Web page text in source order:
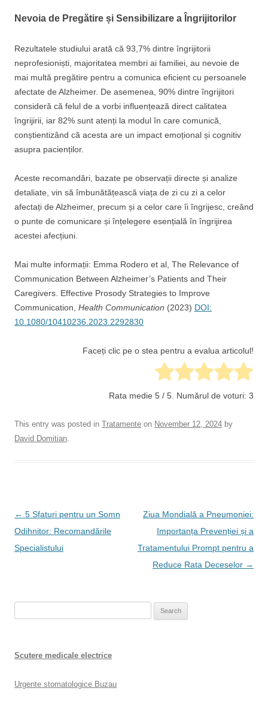
Nevoia de Pregătire și Sensibilizare a Îngrijitorilor
Rezultatele studiului arată că 93,7% dintre îngrijitorii
neprofesioniști, majoritatea membri ai familiei, au nevoie de
mai multă pregătire pentru a comunica eficient cu persoanele
afectate de Alzheimer. De asemenea, 90% dintre îngrijitori
consideră că felul de a vorbi influențează direct calitatea
îngrijirii, iar 82% sunt atenți la modul în care comunică,
conștientizând că acesta are un impact emoțional și cognitiv
asupra pacienților.
Aceste recomandări, bazate pe observații directe și analize
detaliate, vin să îmbunătățească viața de zi cu zi a celor
afectați de Alzheimer, precum și a celor care îi îngrijesc, creând
o punte de comunicare și înțelegere esențială în îngrijirea
acestei afecțiuni.
Mai multe informații: Emma Rodero et al, The Relevance of
Communication Between Alzheimer’s Patients and Their
Caregivers. Effective Prosody Strategies to Improve
Communication, Health Communication (2023) DOI:
10.1080/10410236.2023.2292830
Faceți clic pe o stea pentru a evalua articolul!
Rata medie 5 / 5. Numărul de voturi: 3
This entry was posted in Tratamente on November 12, 2024 by
David Domitian.
Post
navigation
← 5 Sfaturi pentru un Somn
Odihnitor: Recomandările
Specialistului
Ziua Mondială a Pneumoniei:
Importanța Prevenției și a
Tratamentului Prompt pentru a
Reduce Rata Deceselor →
Scutere medicale electrice
Urgente stomatologice Buzau